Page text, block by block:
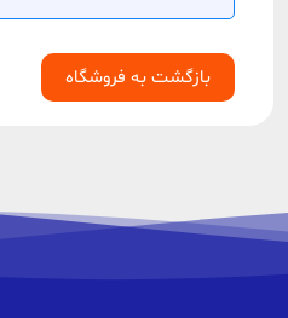
بازگشت به فروشگاه